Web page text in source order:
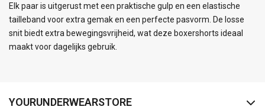
Elk paar is uitgerust met een praktische gulp en een elastische
tailleband voor extra gemak en een perfecte pasvorm. De losse
snit biedt extra bewegingsvrijheid, wat deze boxershorts ideaal
maakt voor dagelijks gebruik.
YOURUNDERWEARSTORE